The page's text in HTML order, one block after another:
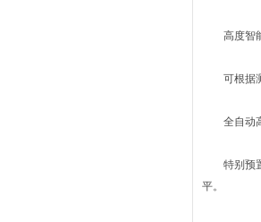
高度智能
可根据测
全自动高
特别预置
平。